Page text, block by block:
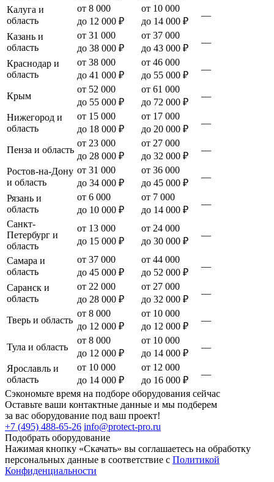
Калуга и
область
от 8 000
до 12 000 ₽
от 10 000
до 14 000 ₽
—
Казань и
область
от 31 000
до 38 000 ₽
от 37 000
до 43 000 ₽
—
Краснодар и
область
от 38 000
до 41 000 ₽
от 46 000
до 55 000 ₽
—
Крым
от 52 000
до 55 000 ₽
от 61 000
до 72 000 ₽
—
Нижегород и
область
от 15 000
до 18 000 ₽
от 17 000
до 20 000 ₽
—
Пенза и область
от 23 000
до 28 000 ₽
от 27 000
до 32 000 ₽
—
Ростов-на-Дону
и область
от 31 000
до 34 000 ₽
от 36 000
до 45 000 ₽
—
Рязань и
область
от 6 000
до 10 000 ₽
от 7 000
до 14 000 ₽
—
Санкт-
Петербург и
область
от 13 000
до 15 000 ₽
от 24 000
до 30 000 ₽
—
Самара и
область
от 37 000
до 45 000 ₽
от 44 000
до 52 000 ₽
—
Саранск и
область
от 22 000
до 28 000 ₽
от 27 000
до 32 000 ₽
—
Тверь и область
от 8 000
до 12 000 ₽
от 10 000
до 12 000 ₽
—
Тула и область
от 8 000
до 12 000 ₽
от 10 000
до 14 000 ₽
—
Ярославль и
область
от 10 000
до 14 000 ₽
от 12 000
до 16 000 ₽
—
Сэкономьте время на подборе оборудования сейчас
Оставьте ваши контактные данные и мы подберем
за вас оборудование под ваш проект!
+7 (495) 488-65-26 info@protect-pro.ru
Подобрать оборудование
Нажимая кнопку «Скачать» вы соглашаетесь на обработку
персональных данные в соответствие с Политикой
Конфиденциальности